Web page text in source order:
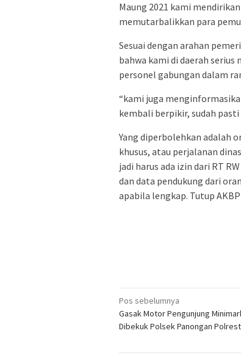
Maung 2021 kami
memutarbalikkan para
Sesuai dengan arahan
bahwa kami di daerah
personel gabungan dalam
“kami juga
kembali berpikir, sudah
Yang diperbolehkan adalah
khusus, atau perjalanan
jadi harus ada izin dari RT
dan data pendukung dari
apabila lengkap. Tutup
Navigasi
pos
Pos sebelumnya
Gasak Motor Pengunjung
Dibekuk Polsek Panongan